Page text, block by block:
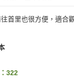
首里也很方便，適合
322